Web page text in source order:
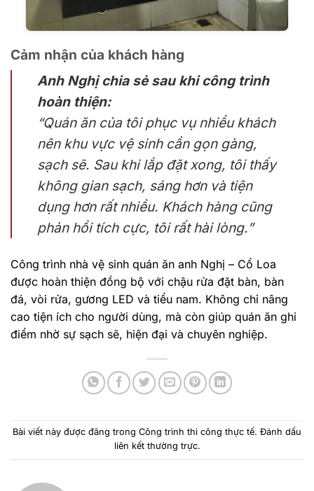
Cảm nhận của khách hàng
Anh Nghị chia sẻ sau khi công trình
hoàn thiện:
“Quán ăn của tôi phục vụ nhiều khách
nên khu vực vệ sinh cần gọn gàng,
sạch sẽ. Sau khi lắp đặt xong, tôi thấy
không gian sạch, sáng hơn và tiện
dụng hơn rất nhiều. Khách hàng cũng
phản hồi tích cực, tôi rất hài lòng.”
Công trình nhà vệ sinh quán ăn anh Nghị – Cổ Loa
được hoàn thiện đồng bộ với chậu rửa đặt bàn, bàn
đá, vòi rửa, gương LED và tiểu nam. Không chỉ nâng
cao tiện ích cho người dùng, mà còn giúp quán ăn ghi
điểm nhờ sự sạch sẽ, hiện đại và chuyên nghiệp.
Bài viết này được đăng trong Công trình thi công thực tế. Đánh dấu
liên kết thường trực.